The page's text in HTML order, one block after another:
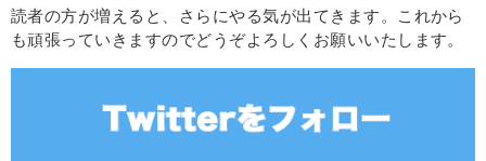
読者の方が増えると、さらにやる気が出てきます。これから
も頑張っていきますのでどうぞよろしくお願いいたします。